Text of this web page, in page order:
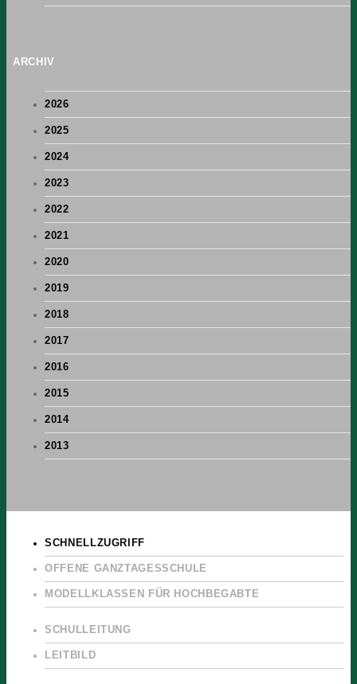
ARCHIV
2026
2025
2024
2023
2022
2021
2020
2019
2018
2017
2016
2015
2014
2013
SCHNELLZUGRIFF
OFFENE GANZTAGESSCHULE
MODELLKLASSEN FÜR HOCHBEGABTE
SCHULLEITUNG
LEITBILD